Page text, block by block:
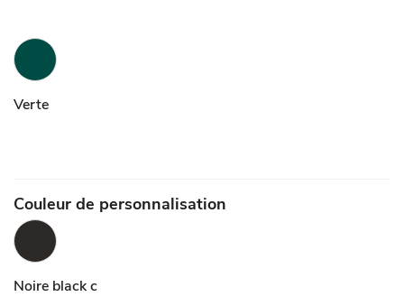
Verte
Couleur de personnalisation
Noire black c